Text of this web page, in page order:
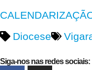
Diocese
Siga-nos nas redes sociais: